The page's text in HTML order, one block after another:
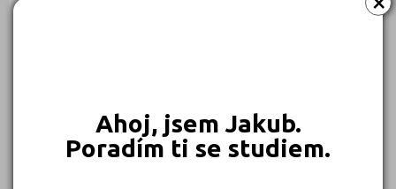
Ahoj, jsem Jakub.
Poradím ti se studiem.